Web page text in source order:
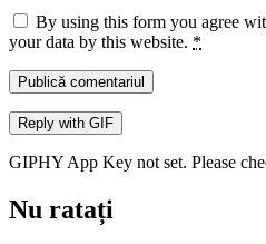
By using this form you agree
your data by this website. *
Publică comentariul
Reply with GIF
GIPHY App Key not set. Please
Nu ratați